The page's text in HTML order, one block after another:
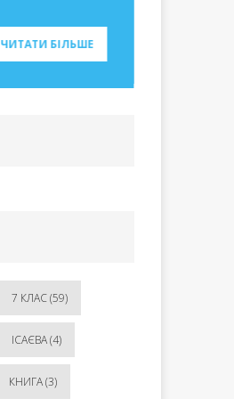
ЧИТАТИ БІЛЬШЕ
7 КЛАС(59)
ІСАЄВА(4)
КНИГА(3)